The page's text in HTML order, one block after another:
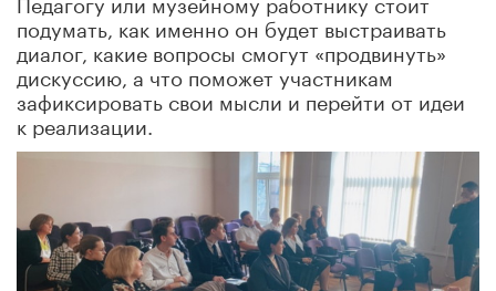
подумать, как именно он будет выстраивать
диалог, какие вопросы смогут «продвинуть»
дискуссию, а что поможет участникам
зафиксировать свои мысли и перейти от идеи
к реализации.